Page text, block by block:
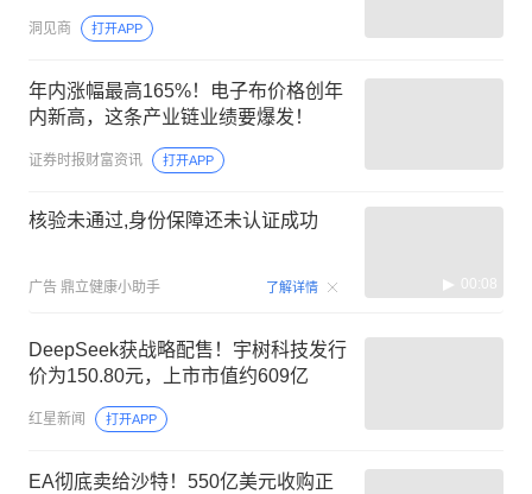
洞见商 打开APP
年内涨幅最高165%！电子布价格创年
内新高，这条产业链业绩要爆发！
证券时报财富资讯 打开APP
核验未通过,身份保障还未认证成功
广告 鼎立健康小助手 了解详情 00:08
DeepSeek获战略配售！宇树科技发行
价为150.80元，上市市值约609亿
红星新闻 打开APP
EA彻底卖给沙特！550亿美元收购正